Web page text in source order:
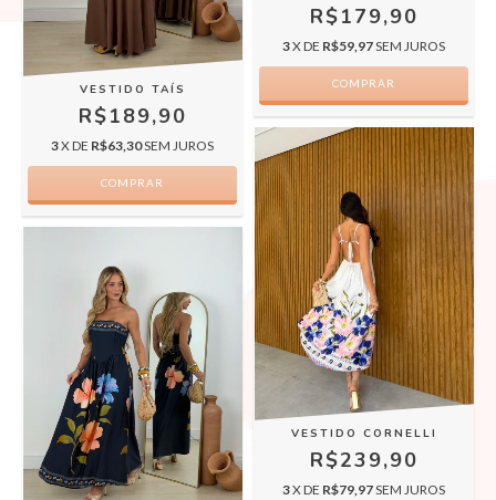
VESTIDO TAÍS
R$189,90
3X DE R$63,30SEM JUROS
COMPRAR
R$179,90
3X DE R$59,97SEM JUROS
COMPRAR
VESTIDO CORNELLI
R$239,90
3X DE R$79,97SEM JUROS